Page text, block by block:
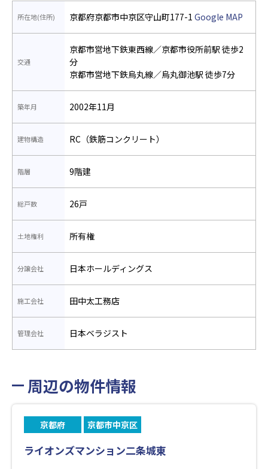
所在地(住所) 京都府京都市中京区守山町177-1 Google MAP
交通
京都市営地下鉄東西線／京都市役所前駅 徒歩2
分
京都市営地下鉄烏丸線／烏丸御池駅 徒歩7分
築年月 2002年11月
建物構造 RC（鉄筋コンクリート）
階層 9階建
総戸数 26戸
土地権利 所有権
分譲会社 日本ホールディングス
施工会社 田中太工務店
管理会社 日本ベラジスト
周辺の物件情報
京都府 京都市中京区
ライオンズマンション二条城東